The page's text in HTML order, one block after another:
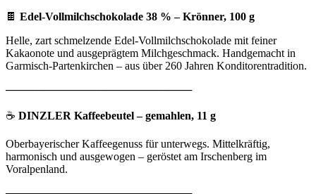
🍫 Edel-Vollmilchschokolade 38 % – Krönner, 100 g
Helle, zart schmelzende Edel-Vollmilchschokolade mit feiner
Kakaonote und ausgeprägtem Milchgeschmack. Handgemacht in
Garmisch-Partenkirchen – aus über 260 Jahren Konditorentradition.
────────────────────────
☕ DINZLER Kaffeebeutel – gemahlen, 11 g
Oberbayerischer Kaffeegenuss für unterwegs. Mittelkräftig,
harmonisch und ausgewogen – geröstet am Irschenberg im
Voralpenland.